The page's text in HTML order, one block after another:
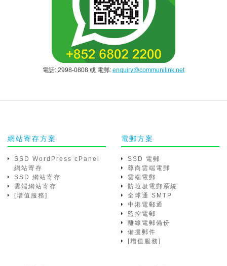
電話: 2998-0808 或 電郵: enquiry@communilink.net
網站寄存方案
SSD WordPress cPanel
網站寄存
SSD 網站寄存
雲端網站寄存
[增值服務]
電郵方案
SSD 電郵
尊尚雲端電郵
雲端電郵
防垃圾電郵系統
全球通 SMTP
中港電郵通
監控電郵
離線電郵備份
備援郵件
[增值服務]